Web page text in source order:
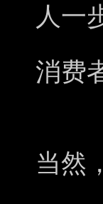
人一
消费
当然